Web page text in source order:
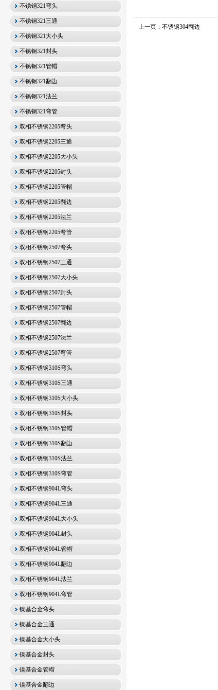
不锈钢321弯头
不锈钢321三通
不锈钢321大小头
不锈钢321封头
不锈钢321管帽
不锈钢321翻边
不锈钢321法兰
不锈钢321弯管
双相不锈钢2205弯头
双相不锈钢2205三通
双相不锈钢2205大小头
双相不锈钢2205封头
双相不锈钢2205管帽
双相不锈钢2205翻边
双相不锈钢2205法兰
双相不锈钢2205弯管
双相不锈钢2507弯头
双相不锈钢2507三通
双相不锈钢2507大小头
双相不锈钢2507封头
双相不锈钢2507管帽
双相不锈钢2507翻边
双相不锈钢2507法兰
双相不锈钢2507弯管
双相不锈钢310S弯头
双相不锈钢310S三通
双相不锈钢310S大小头
双相不锈钢310S封头
双相不锈钢310S管帽
双相不锈钢310S翻边
双相不锈钢310S法兰
双相不锈钢310S弯管
双相不锈钢904L弯头
双相不锈钢904L三通
双相不锈钢904L大小头
双相不锈钢904L封头
双相不锈钢904L管帽
双相不锈钢904L翻边
双相不锈钢904L法兰
双相不锈钢904L弯管
镍基合金弯头
镍基合金三通
镍基合金大小头
镍基合金封头
镍基合金管帽
镍基合金翻边
上一页： 不锈钢304翻边